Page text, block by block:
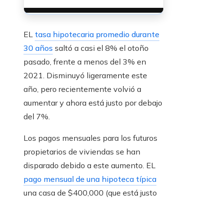
EL tasa hipotecaria promedio durante
30 años saltó a casi el 8% el otoño
pasado, frente a menos del 3% en
2021. Disminuyó ligeramente este
año, pero recientemente volvió a
aumentar y ahora está justo por debajo
del 7%.
Los pagos mensuales para los futuros
propietarios de viviendas se han
disparado debido a este aumento. EL
pago mensual de una hipoteca típica
una casa de $400,000 (que está justo